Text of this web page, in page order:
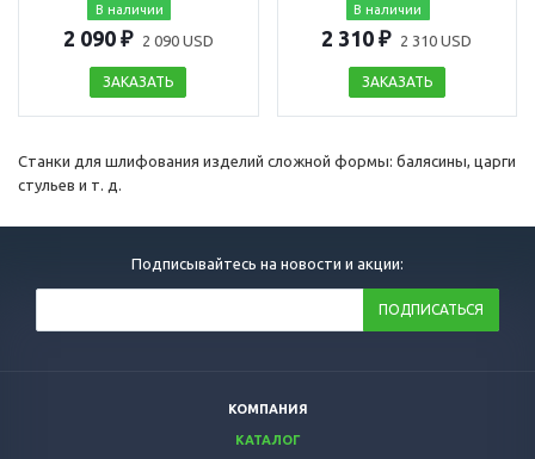
В наличии
2 090 ₽ 2 090 USD
ЗАКАЗАТЬ
В наличии
2 310 ₽ 2 310 USD
ЗАКАЗАТЬ
Станки для шлифования изделий сложной формы: балясины, царги
стульев и т. д.
Подписывайтесь на новости и акции:
КОМПАНИЯ
КАТАЛОГ